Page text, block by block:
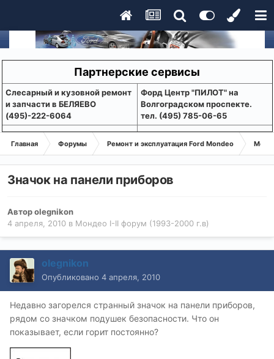
Партнерские сервисы
Слесарный и кузовной ремонт
и запчасти в БЕЛЯЕВО
(495)-222-6064
Форд Центр "ПИЛОТ" на
Волгоградском проспекте.
тел. (495) 785-06-65
Главная Форумы Ремонт и эксплуатация Ford Mondeo
Значок на панели приборов
Авторolegnikon
4 апреля, 2010 в Мондео I-II форум (1993-2000 г.в)
olegnikon
Опубликовано 4 апреля, 2010
Недавно загорелся странный значок на панели приборов,
рядом со значком подушек безопасности. Что он
показывает, если горит постоянно?